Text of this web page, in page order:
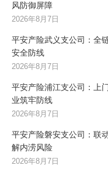
风防御屏障
2026年8月7日
平安产险武义支公司：全
安全防线
2026年8月7日
平安产险浦江支公司：上
业筑牢防线
2026年8月7日
平安产险磐安支公司：联
解内涝风险
2026年8月7日